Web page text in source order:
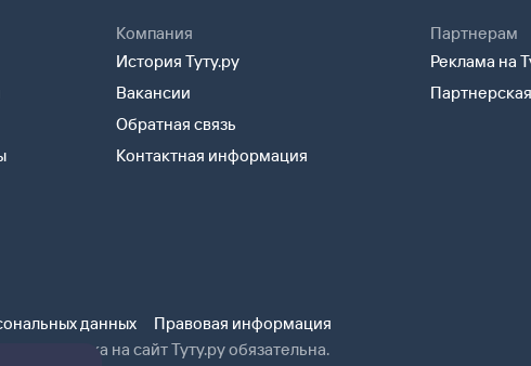
Компания
История Туту.ру
Вакансии
Обратная связь
Контактная информация
Партнерам
Реклама на
данных
Правовая информация
ссылка на сайт Туту.ру обязательна.